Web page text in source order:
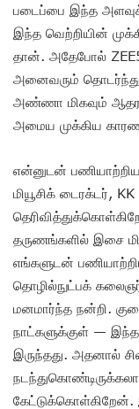
படைப்பை இந்த
இந்த வெற்றியின்
தான். அதேபோல் ZEE5
அனைவரும்
அண்ணா மிகவும்
அமைய முக்கிய
என்னுடன் பணியாற்றிய
மியூசிக் டைரக்டர்,
தருணங்களில் இசை
எங்களுடன்
தொழில்நுட்பக்
மனமார்ந்த நன்றி.
நாட்களுக்குள் —
இருந்தது. அதனால்
கேட்டுக்கொள்கிறேன்.